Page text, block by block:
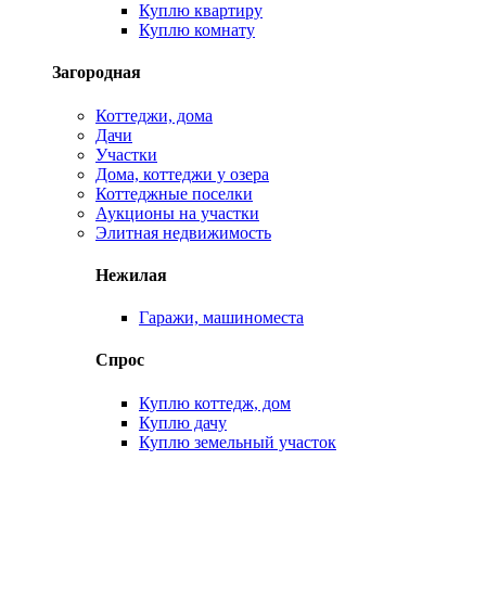
Куплю квартиру
Куплю комнату
Загородная
Коттеджи, дома
Дачи
Участки
Дома, коттеджи у озера
Коттеджные поселки
Аукционы на участки
Элитная недвижимость
Нежилая
Гаражи, машиноместа
Спрос
Куплю коттедж, дом
Куплю дачу
Куплю земельный участок